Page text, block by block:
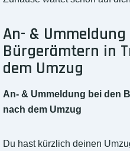
An- & Ummeldung
Bürgerämtern in
dem Umzug
An- & Ummeldung bei den
nach dem Umzug
Du hast kürzlich deinen